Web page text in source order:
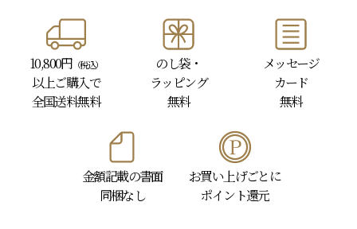
10,800円 （税込）
以上ご購入で
全国送料無料
のし袋・
ラッピング
無料
メッセージ
カード
無料
金額記載の書面
同梱なし
お買い上げごとに
ポイント還元